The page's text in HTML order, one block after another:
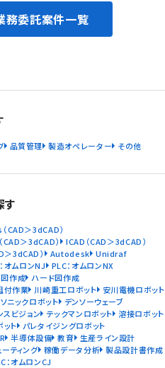
務委託案件一覧
品質管理 製造オペレーター その他
す
CAD＞3dCAD）
＞3dCAD）
ICAD（CAD＞3dCAD）
＞3dCAD） Autodesk Unidraf
オムロンNJ
PLC：オムロンNX
作成 ハード図作成
付作業 川崎重工ロボット
安川電機ロボット
ニックロボット デンソーウェーブ
スビジョン テックマンロボット 溶接ロボット
ト
パレタイジングロボット
半導体設備 教育 生産ライン設計
ティング 稼働データ分析 製品設計書作成
：オムロンCJ